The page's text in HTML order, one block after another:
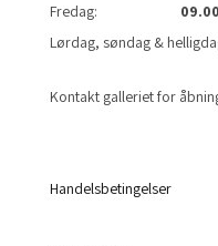
Fredag:
Lørdag, søndag &
Kontakt galleriet for
Handelsbetingelser